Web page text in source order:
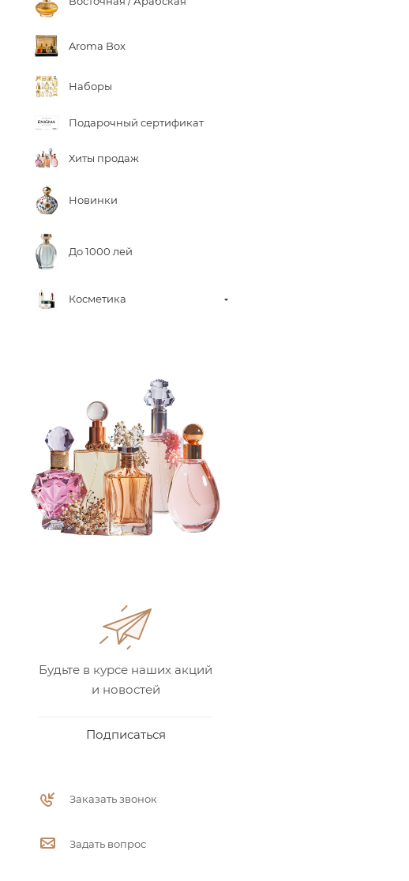
Aroma Box
Наборы
Подарочный сертификат
Хиты продаж
Новинки
До 1000 лей
Косметика
Будьте в курсе наших акций
и новостей
Подписаться
Заказать звонок
Задать вопрос